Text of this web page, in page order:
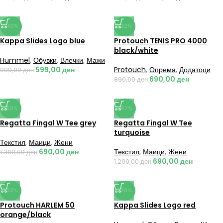
-40%
Kappa Slides Logo blue
Hummel, Обувки, Влечки, Мажи
999,00ден 599,00 ден
-22%
Protouch TENIS PRO 4000
black/white
Protouch, Опрема, Додатоци
890,00ден 690,00 ден
-50%
Regatta Fingal W Tee grey
Текстил, Маици, Жени
1.390,00ден 690,00 ден
-47%
Regatta Fingal W Tee
turquoise
Текстил, Маици, Жени
1.290,00ден 690,00 ден
-22%
Protouch HARLEM 50
orange/black
-20%
Kappa Slides Logo red